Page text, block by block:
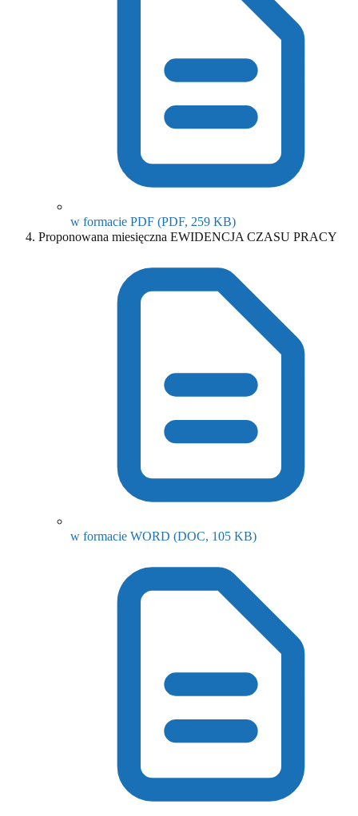
w formacie PDF (PDF, 259 KB)(otwiera się w nowym
Proponowana miesięczna EWIDENCJA CZASU PRACY
w formacie WORD (DOC, 105 KB)(otwiera się w